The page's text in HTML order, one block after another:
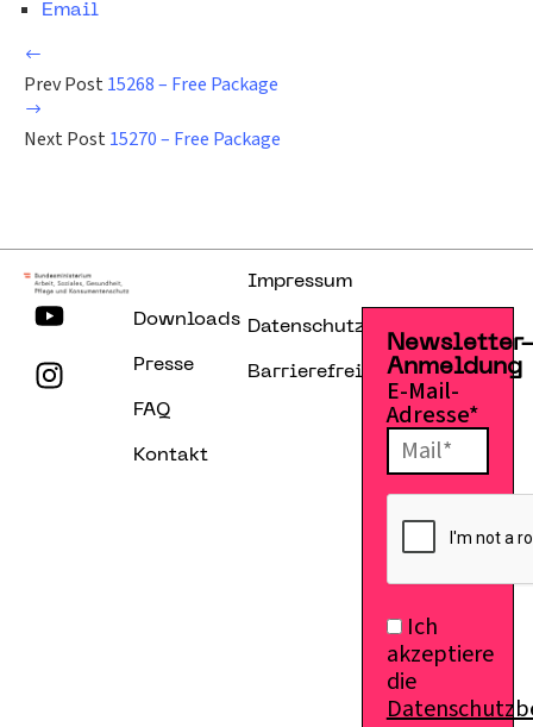
Email
Prev Post 15268 – Free Package
Next Post 15270 – Free Package
Downloads
Presse
FAQ
Kontakt
Impressum
Datenschutzerklärung
Barrierefreiheitserklärung
Anmeldung
E-Mail-
Adresse*
Ich
akzeptiere
die